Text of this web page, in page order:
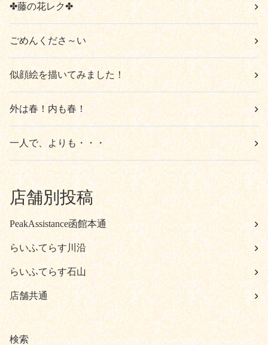
✤藤の花レク✤
ごめんくださ～い
似顔絵を描いてみました！
外は春！内も春！
一人で、よりも・・・
店舗別投稿
PeakAssistance函館本通
らいふてらす川沿
らいふてらす石山
店舗共通
検索